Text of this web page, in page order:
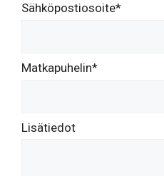
Sähköpostiosoite*
Matkapuhelin*
Lisätiedot